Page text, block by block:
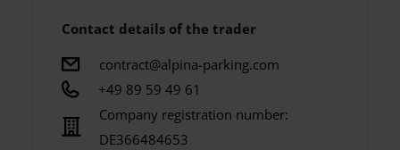
Contact details of the trader
contract@alpina-parking.com
+49 89 59 49 61
Company registration number:
DE366484653